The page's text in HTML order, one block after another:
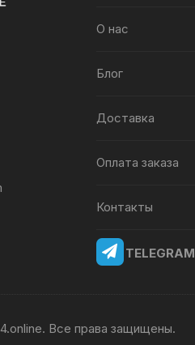
О нас
Блог
Доставка
Оплата заказа
Контакты
TELEGRAM
Все права защищены.